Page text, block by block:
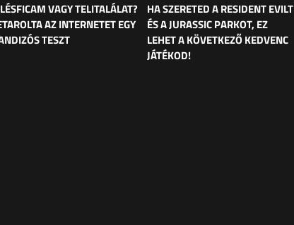
VAGY TELITALÁLAT?
AZ INTERNETET EGY
TESZT
HA SZERETED A RESIDENT EVILT
ÉS A JURASSIC PARKOT, EZ
LEHET A KÖVETKEZŐ KEDVENC
JÁTÉKOD!